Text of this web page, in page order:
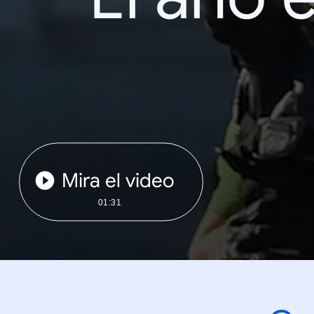
Mira el video
01:31